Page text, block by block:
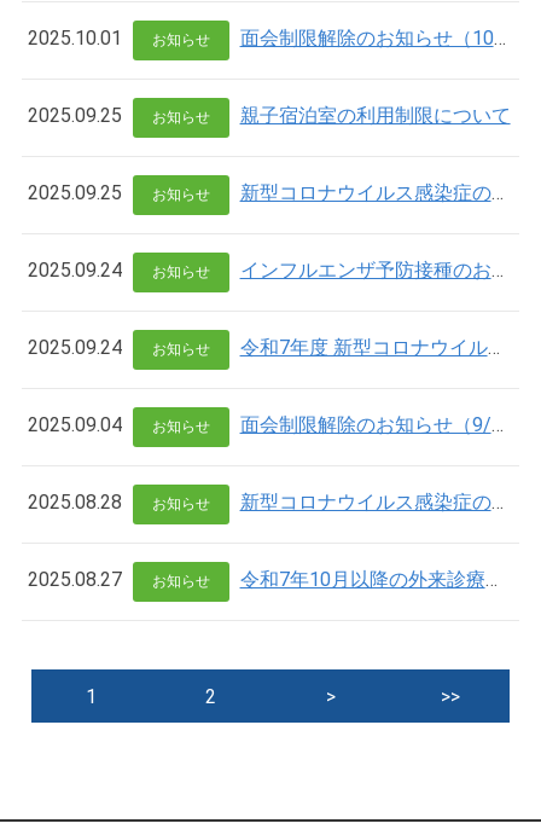
2025.10.01 お知らせ 面会制限解除のお知らせ（10/1より）
2025.09.25 お知らせ 親子宿泊室の利用制限について
2025.09.25 お知らせ 新型コロナウイルス感染症の発生について
2025.09.24 お知らせ インフルエンザ予防接種のお知らせ
2025.09.24 お知らせ 令和7年度 新型コロナウイルスワクチン予防接種について
2025.09.04 お知らせ 面会制限解除のお知らせ（9/3より）
2025.08.28 お知らせ 新型コロナウイルス感染症の発生について
2025.08.27 お知らせ 令和7年10月以降の外来診療体制について
1 2 > >>